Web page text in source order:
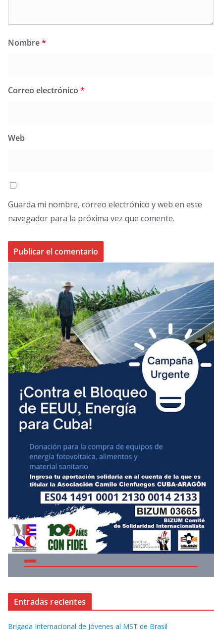
Nombre*
Correo electrónico *
Web
Guarda mi nombre, correo electrónico y web en este
navegador para la próxima vez que comente.
Entradas recientes
Brigada Internacional de Jóvenes al MST de Brasil